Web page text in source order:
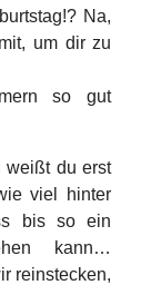
Na,
um dir zu
so gut
weißt du erst
viel hinter
bis so ein
kann…
reinstecken,